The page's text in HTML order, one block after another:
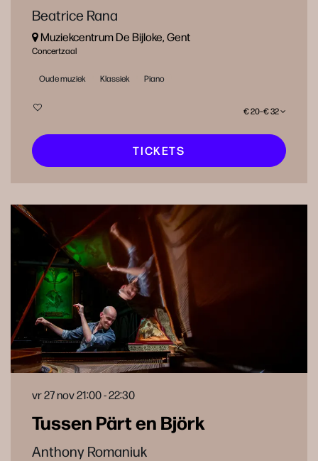
Beatrice Rana
Muziekcentrum De Bijloke, Gent
Concertzaal
Oude muziek Klassiek Piano
€ 20–€ 32
TICKETS
Tussen Pärt en Björk
Anthony Romaniuk
vr 27 nov21:00 - 22:30